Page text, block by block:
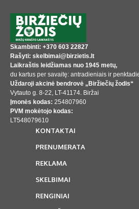
Skambinti: +370 603 22827
Rašyti: skelbimai@birzietis.lt
Laikraštis leidžiamas nuo 1945 metų,
du kartus per savaitę: antradieniais ir
Uždaroji akcinė bendrovė „Biržiečių žodis“
Vytauto g. 8-22, LT-41174. Biržai
Įmonės kodas: 254807960
PVM mokėtojo kodas:
LT548079610
KONTAKTAI
PRENUMERATA
REKLAMA
SKELBIMAI
RENGINIAI